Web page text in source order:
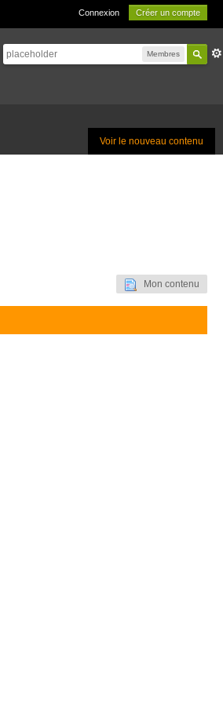
Connexion Créer un compte
Membres
Voir le nouveau contenu
Mon contenu